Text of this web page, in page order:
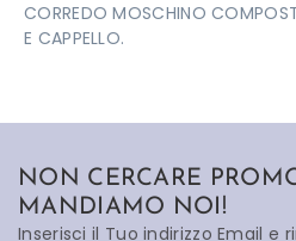
CORREDO MOSCHINO
E CAPPELLO.
NON CERCARE
MANDIAMO NOI!
Inserisci il Tuo indirizzo Email e